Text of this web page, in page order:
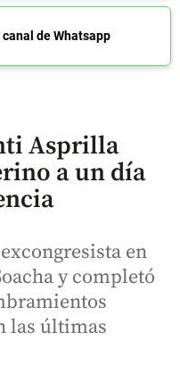
de Whatsapp
Asprilla
a un día
en
y completó
las últimas